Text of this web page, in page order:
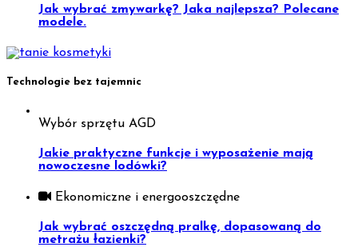
Jak wybrać zmywarkę? Jaka najlepsza? Polecane
modele.
Technologie bez tajemnic
Wybór sprzętu AGD
Jakie praktyczne funkcje i wyposażenie mają
nowoczesne lodówki?
Ekonomiczne i energooszczędne
Jak wybrać oszczędną pralkę, dopasowaną do
metrażu łazienki?